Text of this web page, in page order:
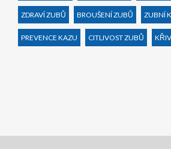
ZDRAVÍ ZUBŮ BROUŠENÍ ZUBŮ ZUBNÍ
PREVENCE KAZU CITLIVOST ZUBŮ